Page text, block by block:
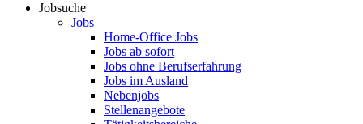
Jobsuche
Jobs
Home-Office Jobs
Jobs ab sofort
Jobs ohne Berufserfahrung
Jobs im Ausland
Nebenjobs
Stellenangebote